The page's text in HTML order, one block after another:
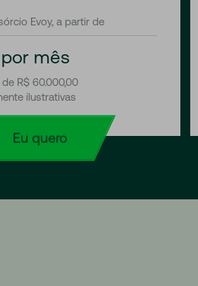
Evoy, a partir de
por mês
R$ 60.000,00
ilustrativas
Eu quero